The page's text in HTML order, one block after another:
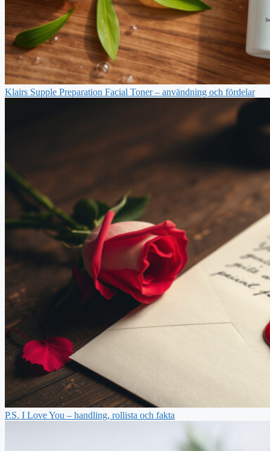
Klairs Supple Preparation Facial Toner – användning och fördelar
P.S. I Love You – handling, rollista och fakta